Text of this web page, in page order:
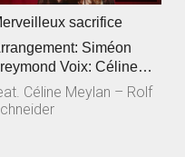
sacrifice
Siméon
Voix: Céline
Guitare
Rolf Sc...
Céline Meylan – Rolf